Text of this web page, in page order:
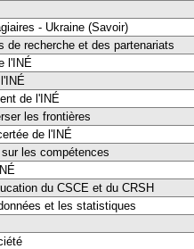
- Ukraine (Savoir)
de recherche et des partenariats
l'INÉ
de l'INÉ
les frontières
de l'INÉ
les compétences
du CSCE et du CRSH
et les statistiques